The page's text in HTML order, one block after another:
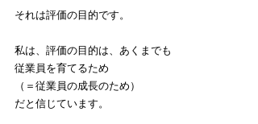
それは評価の目的です。
私は、評価の目的は、あくまでも
従業員を育てるため
（＝従業員の成長のため）
だと信じています。